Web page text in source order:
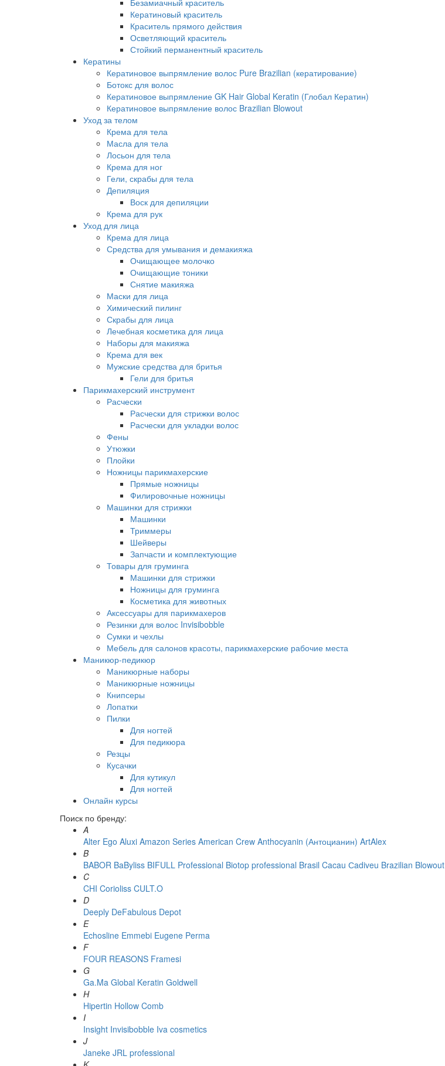
Безамиачный краситель
Кератиновый краситель
Краситель прямого действия
Осветляющий краситель
Стойкий перманентный краситель
Кератины
Кератиновое выпрямление волос Pure Brazilian (кератирование)
Ботокс для волос
Кератиновое выпрямление GK Hair Global Keratin (Глобал Кератин)
Кератиновое выпрямление волос Brazilian Blowout
Уход за телом
Крема для тела
Масла для тела
Лосьон для тела
Крема для ног
Гели, скрабы для тела
Депиляция
Воск для депиляции
Крема для рук
Уход для лица
Крема для лица
Средства для умывания и демакияжа
Очищающее молочко
Очищающие тоники
Снятие макияжа
Маски для лица
Химический пилинг
Скрабы для лица
Лечебная косметика для лица
Наборы для макияжа
Крема для век
Мужские средства для бритья
Гели для бритья
Парикмахерский инструмент
Расчески
Расчески для стрижки волос
Расчески для укладки волос
Фены
Утюжки
Плойки
Ножницы парикмахерские
Прямые ножницы
Филировочные ножницы
Машинки для стрижки
Машинки
Триммеры
Шейверы
Запчасти и комплектующие
Товары для груминга
Машинки для стрижки
Ножницы для груминга
Косметика для животных
Аксессуары для парикмахеров
Резинки для волос Invisibobble
Сумки и чехлы
Мебель для салонов красоты, парикмахерские рабочие места
Маникюр-педикюр
Маникюрные наборы
Маникюрные ножницы
Книпсеры
Лопатки
Пилки
Для ногтей
Для педикюра
Резцы
Кусачки
Для кутикул
Для ногтей
Онлайн курсы
Поиск по бренду:
A
Alter Ego Aluxi Amazon Series American Crew Anthocyanin (Антоцианин) ArtAlex
B
BABOR BaByliss BIFULL Professional Biotop professional Brasil Cacau Сadiveu Brazilian Blowout
C
CHI Corioliss CULT.O
D
Deeply DeFabulous Depot
E
Echosline Emmebi Eugene Perma
F
FOUR REASONS Framesi
G
Ga.Ma Global Keratin Goldwell
H
Hipertin Hollow Comb
I
Insight Invisibobble Iva cosmetics
J
Janeke JRL professional